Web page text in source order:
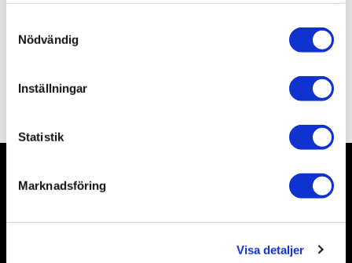
Nödvändig
Inställningar
Statistik
Marknadsföring
Visa detaljer
Omdömen